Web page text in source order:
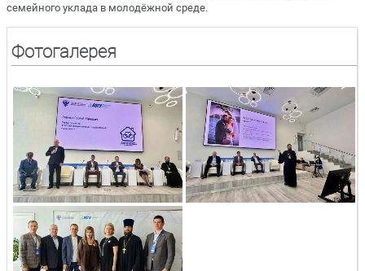
семейного уклада в молодёжной среде.
Фотогалерея